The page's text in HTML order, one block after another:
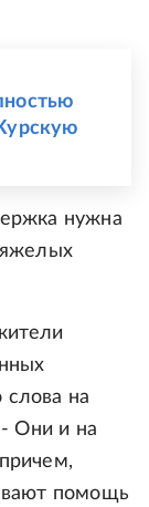
нужна
на
- Они и на
помощь